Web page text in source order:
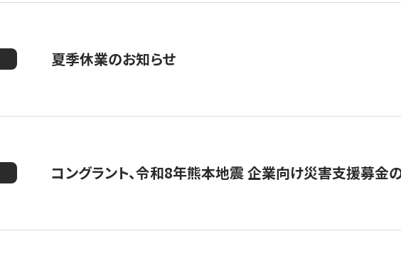
夏季休業のお知らせ
コングラント、令和8年熊本地震 企業向け災害支援募金